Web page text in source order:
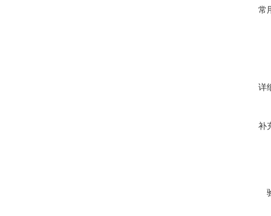
常
详
补